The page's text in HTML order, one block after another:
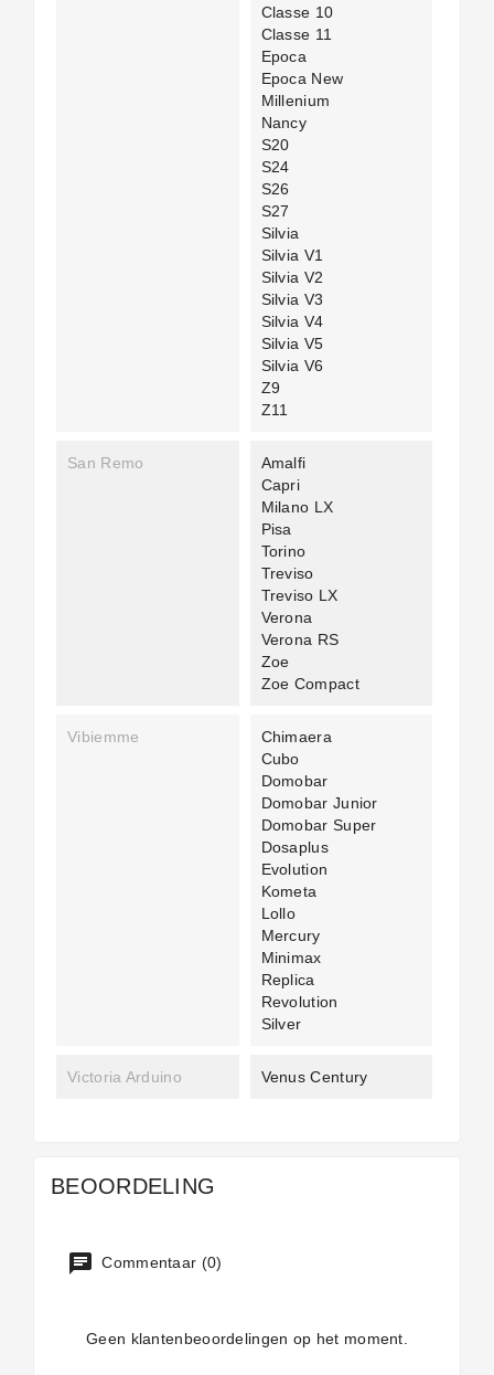
Classe 10
Classe 11
Epoca
Epoca New
Millenium
Nancy
S20
S24
S26
S27
Silvia
Silvia V1
Silvia V2
Silvia V3
Silvia V4
Silvia V5
Silvia V6
Z9
Z11
San Remo
Amalfi
Capri
Milano LX
Pisa
Torino
Treviso
Treviso LX
Verona
Verona RS
Zoe
Zoe Compact
Vibiemme
Chimaera
Cubo
Domobar
Domobar Junior
Domobar Super
Dosaplus
Evolution
Kometa
Lollo
Mercury
Minimax
Replica
Revolution
Silver
Victoria Arduino Venus Century
BEOORDELING
Commentaar (0)
Geen klantenbeoordelingen op het moment.